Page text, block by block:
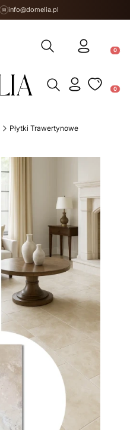
✉ info@domelia.pl
Otwórz wyszukiwarkę
Otwórz wyszukiwarkę
Płytki Trawertynowe